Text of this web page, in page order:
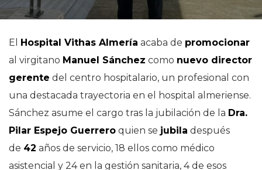
El Hospital Vithas Almería acaba de promocionar
al virgitano Manuel Sánchez como nuevo director
gerente del centro hospitalario, un profesional con
una destacada trayectoria en el hospital almeriense.
Sánchez asume el cargo tras la jubilación de la Dra.
Pilar Espejo Guerrero quien se jubila después
de 42 años de servicio, 18 ellos como médico
asistencial y 24 en la gestión sanitaria, 4 de esos